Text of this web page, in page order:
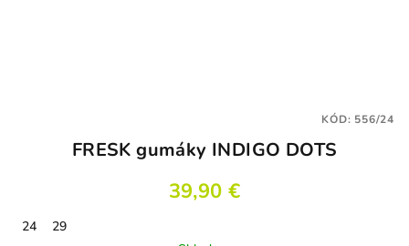
FRESK gumáky INDIGO DOTS
39,90 €
24
29
KÓD: 556/24